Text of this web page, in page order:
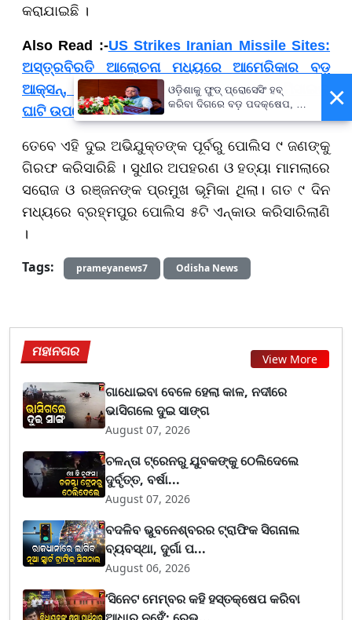
କରାଯାଇଛି ।
Also Read :-US Strikes Iranian Missile Sites:
ଅସ୍ତ୍ରବିରତି ଆଲୋଚନା ମଧ୍ୟରେ ଆମେରିକାର ବଡ଼
ଆକ୍ସନ୍, ହୋର୍ମୁଜ ଜଳମାର୍ଗ ନିକଟରେ ଇରାନର ମିସାଇଲ୍
ଘାଟି ଉପରେ ବୋମାମାଡ଼
ତେବେ ଏହି ଦୁଇ ଅଭିଯୁକ୍ତଙ୍କ ପୂର୍ବରୁ ପୋଲିସ ୯ ଜଣଙ୍କୁ
ଗିରଫ କରିସାରିଛି । ସୁଧୀର ଅପହରଣ ଓ ହତ୍ୟା ମାମଲାରେ
ସରୋଜ ଓ ରଞ୍ଜନଙ୍କ ପ୍ରମୁଖ ଭୂମିକା ଥିଲା। ଗତ ୯ ଦିନ
ମଧ୍ୟରେ ବ୍ରହ୍ମପୁର ପୋଲିସ ୫ଟି ଏନ୍‌କାଉ କରିସାରିଲାଣି
।
Tags: prameyanews7 Odisha News
ମହାନଗର View More
ଗାଧୋଇବା ବେଳେ ହେଲା କାଳ, ନଦୀରେ
ଭାସିଗଲେ ଦୁଇ ସାଙ୍ଗ
August 07, 2026
ଚଳନ୍ତା ଟ୍ରେନରୁ ଯୁବକଙ୍କୁ ଠେଲିଦେଲେ
ଦୁର୍ବୃତ୍ତ, ବର୍ଷା...
August 07, 2026
ବଦଳିବ ଭୁବନେଶ୍ବରର ଟ୍ରାଫିକ ସିଗନାଲ
ବ୍ୟବସ୍ଥା, ଦୁର୍ଗା ପ...
August 06, 2026
‘ସିନେଟ ମେମ୍ବର କହି ହସ୍ତକ୍ଷେପ କରିବା
×
ଓଡ଼ିଶାକୁ ଫୁଡ୍ ପ୍ରୋସେସିଂ ହବ୍
କରିବା ଦିଗରେ ବଡ଼ ପଦକ୍ଷେପ, ୪୨